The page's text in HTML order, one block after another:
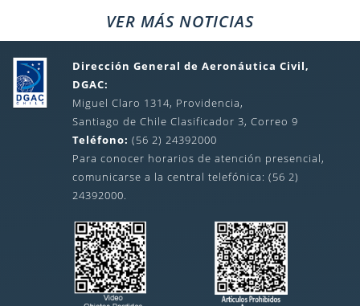
VER MÁS NOTICIAS
Dirección General de Aeronáutica Civil,
DGAC:
Miguel Claro 1314, Providencia,
Santiago de Chile Clasificador 3, Correo 9
Teléfono: (56 2) 24392000
Para conocer horarios de atención presencial,
comunicarse a la central telefónica: (56 2)
24392000.